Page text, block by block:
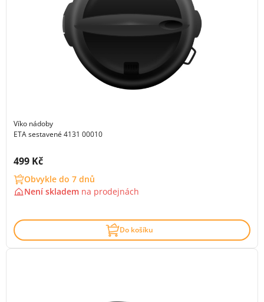
Víko nádoby
ETA sestavené 4131 00010
Cena s DPH:
499 Kč
Obvykle do 7 dnů
Není skladem na prodejnách
Do košíku